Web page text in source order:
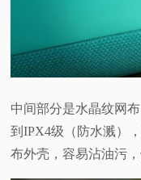
中间部分是水晶纹网
到IPX4级（防水溅）
布外壳，容易沾油污